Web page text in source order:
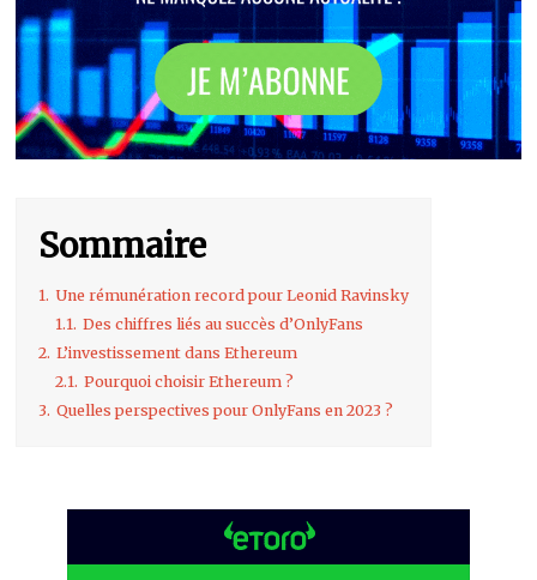
Sommaire
1. Une rémunération record pour Leonid Ravinsky
1.1. Des chiffres liés au succès d’OnlyFans
2. L’investissement dans Ethereum
2.1. Pourquoi choisir Ethereum ?
3. Quelles perspectives pour OnlyFans en 2023 ?